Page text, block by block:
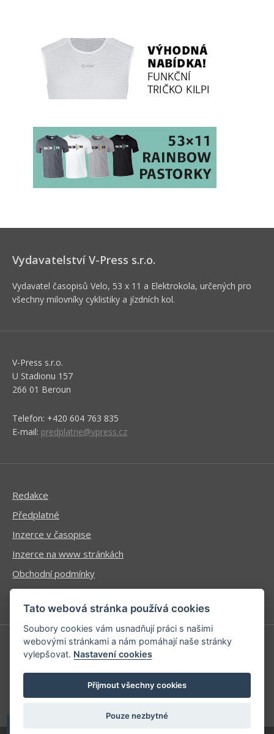
Vydavatelství V-Press s.r.o.
Vydavatel časopisů Velo, 53 x 11 a Elektrokola, určených pro
všechny milovníky cyklistiky a jízdních kol.
V-Press s.r.o.
U Stadionu 157
266 01 Beroun
Telefon: +420 604 763 835
E-mail: predplatne@vpress.cz
Redakce
Předplatné
Inzerce v časopise
Inzerce na www stránkách
Obchodní podmínky
Ochrana osobních údajů
Příhlášení | Registrace
Kontaktní informace
Mapa stránek
Tato webová stránka používá cookies
Soubory cookies vám usnadňují práci s našimi
webovými stránkami a nám pomáhají naše stránky
vylepšovat. Nastavení cookies
Přijmout všechny cookies
Pouze nezbytné